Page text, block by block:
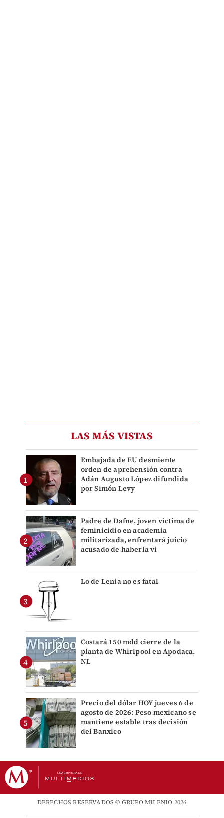
LAS MÁS VISTAS
Embajada de EU desmiente
orden de aprehensión contra
Adán Augusto López difundida
por Simón Levy
Padre de Dafne, joven víctima de
feminicidio en academia
militarizada, enfrentará juicio
acusado de haberla vi
Lo de Lenia no es fatal
Costará 150 mdd cierre de la
planta de Whirlpool en Apodaca,
NL
Precio del dólar HOY jueves 6 de
agosto de 2026: Peso mexicano se
mantiene estable tras decisión
del Banxico
DERECHOS RESERVADOS © GRUPO MILENIO 2026